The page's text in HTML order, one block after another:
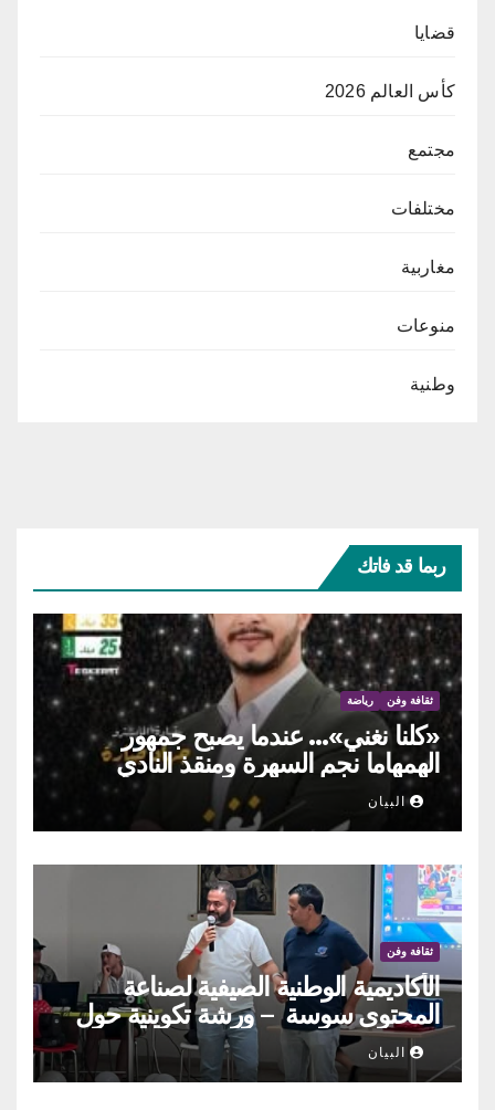
قضايا
كأس العالم 2026
مجتمع
مختلفات
مغاربية
منوعات
وطنية
ربما قد فاتك
ثقافة وفن رياضة
«كلنا نغني»… عندما يصبح جمهور
الهمهاما نجم السهرة ومنقذ النادي
البيان
ثقافة وفن
الأكاديمية الوطنية الصيفية لصناعة
المحتوى سوسة – ورشة تكوينية حول
الحوكمة التشاركية
البيان